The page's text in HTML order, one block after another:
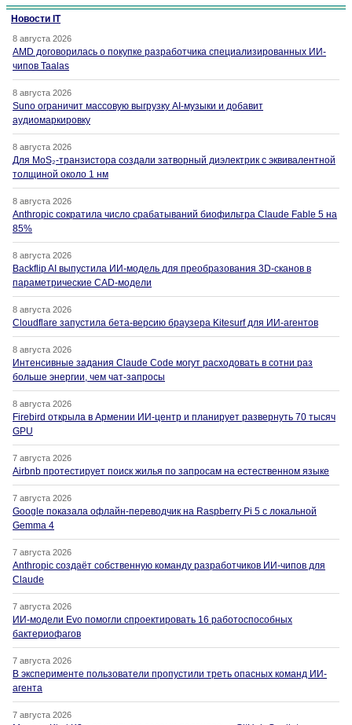
Новости IT
8 августа 2026
AMD договорилась о покупке разработчика специализированных ИИ-
чипов Taalas
8 августа 2026
Suno ограничит массовую выгрузку AI-музыки и добавит
аудиомаркировку
8 августа 2026
Для MoS₂-транзистора создали затворный диэлектрик с эквивалентной
толщиной около 1 нм
8 августа 2026
Anthropic сократила число срабатываний биофильтра Claude Fable 5 на
85%
8 августа 2026
Backflip AI выпустила ИИ-модель для преобразования 3D-сканов в
параметрические CAD-модели
8 августа 2026
Cloudflare запустила бета-версию браузера Kitesurf для ИИ-агентов
8 августа 2026
Интенсивные задания Claude Code могут расходовать в сотни раз
больше энергии, чем чат-запросы
8 августа 2026
Firebird открыла в Армении ИИ-центр и планирует развернуть 70 тысяч
GPU
7 августа 2026
Airbnb протестирует поиск жилья по запросам на естественном языке
7 августа 2026
Google показала офлайн-переводчик на Raspberry Pi 5 с локальной
Gemma 4
7 августа 2026
Anthropic создаёт собственную команду разработчиков ИИ-чипов для
Claude
7 августа 2026
ИИ-модели Evo помогли спроектировать 16 работоспособных
бактериофагов
7 августа 2026
В эксперименте пользователи пропустили треть опасных команд ИИ-
агента
7 августа 2026